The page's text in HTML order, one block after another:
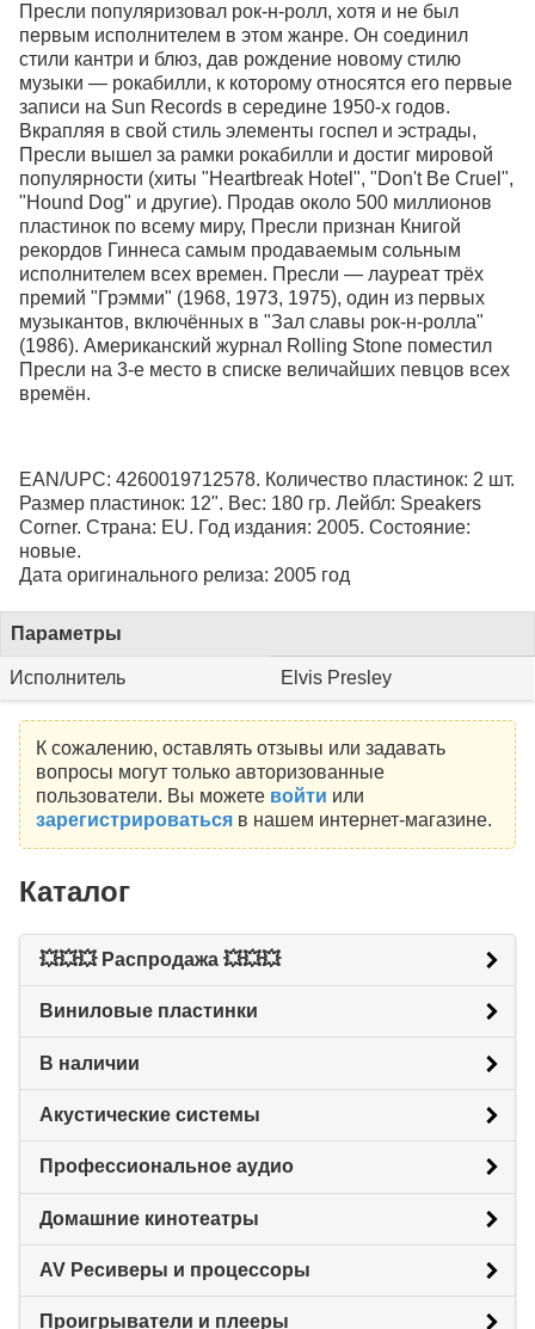
Пресли популяризовал рок-н-ролл, хотя и не был
первым исполнителем в этом жанре. Он соединил
стили кантри и блюз, дав рождение новому стилю
музыки — рокабилли, к которому относятся его первые
записи на Sun Records в середине 1950-х годов.
Вкрапляя в свой стиль элементы госпел и эстрады,
Пресли вышел за рамки рокабилли и достиг мировой
популярности (хиты "Heartbreak Hotel", "Don't Be Cruel",
"Hound Dog" и другие). Продав около 500 миллионов
пластинок по всему миру, Пресли признан Книгой
рекордов Гиннеса самым продаваемым сольным
исполнителем всех времен. Пресли — лауреат трёх
премий "Грэмми" (1968, 1973, 1975), один из первых
музыкантов, включённых в "Зал славы рок-н-ролла"
(1986). Американский журнал Rolling Stone поместил
Пресли на 3-е место в списке величайших певцов всех
времён.
EAN/UPC: 4260019712578. Количество пластинок: 2 шт.
Размер пластинок: 12". Вес: 180 гр. Лейбл: Speakers
Corner. Страна: EU. Год издания: 2005. Состояние:
новые.
Дата оригинального релиза: 2005 год
Параметры
Исполнитель Elvis Presley
К сожалению, оставлять отзывы или задавать
вопросы могут только авторизованные
пользователи. Вы можете войти или
зарегистрироватьсяв нашем интернет-магазине.
Каталог
💥💥💥 Распродажа 💥💥💥
Виниловые пластинки
В наличии
Акустические системы
Профессиональное аудио
Домашние кинотеатры
AV Ресиверы и процессоры
Проигрыватели и плееры